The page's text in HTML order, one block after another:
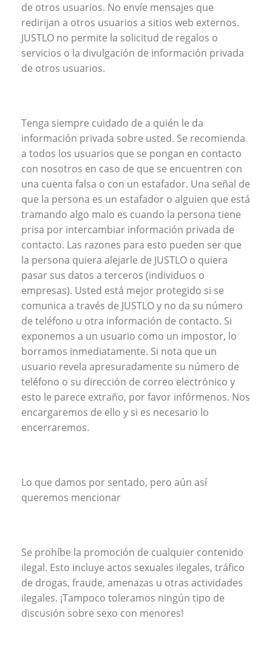
de otros usuarios. No envíe mensajes que
redirijan a otros usuarios a sitios web externos.
JUSTLO no permite la solicitud de regalos o
servicios o la divulgación de información privada
de otros usuarios.
Tenga siempre cuidado de a quién le da
información privada sobre usted. Se recomienda
a todos los usuarios que se pongan en contacto
con nosotros en caso de que se encuentren con
una cuenta falsa o con un estafador. Una señal de
que la persona es un estafador o alguien que está
tramando algo malo es cuando la persona tiene
prisa por intercambiar información privada de
contacto. Las razones para esto pueden ser que
la persona quiera alejarle de JUSTLO o quiera
pasar sus datos a terceros (individuos o
empresas). Usted está mejor protegido si se
comunica a través de JUSTLO y no da su número
de teléfono u otra información de contacto. Si
exponemos a un usuario como un impostor, lo
borramos inmediatamente. Si nota que un
usuario revela apresuradamente su número de
teléfono o su dirección de correo electrónico y
esto le parece extraño, por favor infórmenos. Nos
encargaremos de ello y si es necesario lo
encerraremos.
Lo que damos por sentado, pero aún así
queremos mencionar
Se prohíbe la promoción de cualquier contenido
ilegal. Esto incluye actos sexuales ilegales, tráfico
de drogas, fraude, amenazas u otras actividades
ilegales. ¡Tampoco toleramos ningún tipo de
discusión sobre sexo con menores!